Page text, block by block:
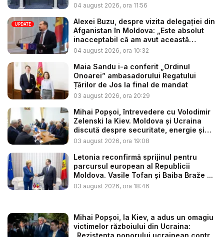
04 august 2026, ora 11:56
UPDATE
Alexei Buzu, despre vizita delegației din
Afganistan în Moldova: „Este absolut
inacceptabil că am avut această
situaț...
04 august 2026, ora 10:32
Maia Sandu i-a conferit „Ordinul
Onoarei” ambasadorului Regatului
Țărilor de Jos la final de mandat
03 august 2026, ora 20:29
Mihai Popșoi, întrevedere cu Volodimir
Zelenski la Kiev. Moldova și Ucraina
discută despre securitate, energie și
d...
03 august 2026, ora 19:08
Letonia reconfirmă sprijinul pentru
parcursul european al Republicii
Moldova. Vasile Tofan și Baiba Braže ...
03 august 2026, ora 18:46
Mihai Popșoi, la Kiev, a adus un omagiu
victimelor războiului din Ucraina: